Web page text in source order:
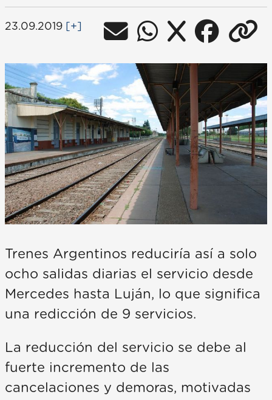
23.09.2019 [+]
Trenes Argentinos reduciría así a solo
ocho salidas diarias el servicio desde
Mercedes hasta Luján, lo que significa
una redicción de 9 servicios.
La reducción del servicio se debe al
fuerte incremento de las
cancelaciones y demoras, motivadas